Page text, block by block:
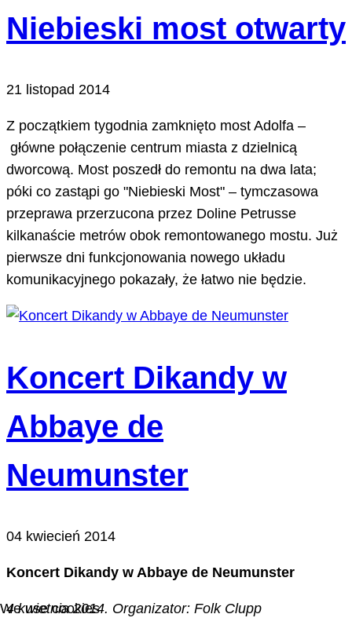
Niebieski most otwarty
21 listopad 2014
Z początkiem tygodnia zamknięto most Adolfa –
główne połączenie centrum miasta z dzielnicą
dworcową. Most poszedł do remontu na dwa lata;
póki co zastąpi go "Niebieski Most" – tymczasowa
przeprawa przerzucona przez Doline Petrusse
kilkanaście metrów obok remontowanego mostu. Już
pierwsze dni funkcjonowania nowego układu
komunikacyjnego pokazały, że łatwo nie będzie.
Koncert Dikandy w
Abbaye de
Neumunster
04 kwiecień 2014
Koncert Dikandy w Abbaye de Neumunster
4 kwietnia 2014. Organizator: Folk Clupp
We use cookies